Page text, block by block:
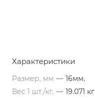
Характеристики
Размер, мм — 16мм.
Вес 1 шт./кг. — 19.071 кг